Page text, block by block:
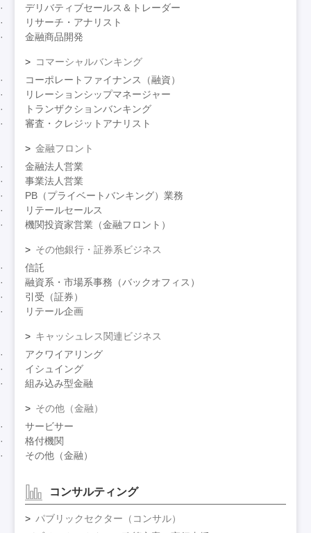
デリバティブセールス＆トレーダー
リサーチ・アナリスト
金融商品開発
コマーシャルバンキング
コーポレートファイナンス（融資）
リレーションシップマネージャー
トランザクションバンキング
審査・クレジットアナリスト
金融フロント
金融法人営業
事業法人営業
PB（プライベートバンキング）業務
リテールセールス
機関投資家営業（金融フロント）
その他銀行・証券系ビジネス
信託
融資系・市場系事務（バックオフィス）
引受（証券）
リテール企画
キャッシュレス関連ビジネス
アクワイアリング
イシュイング
組み込み型金融
その他（金融）
サービサー
格付機関
その他（金融）
コンサルティング
パブリックセクター（コンサル）